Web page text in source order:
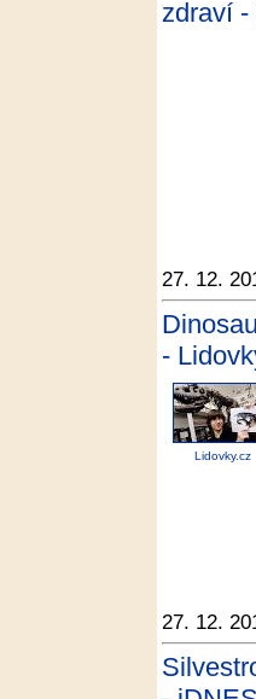
zdraví -
27. 12.
-
Lidovky.cz
27. 12.